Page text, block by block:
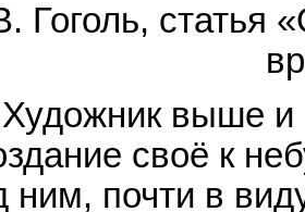
Гоголь, статья
выше и
своё к
ним, почти в